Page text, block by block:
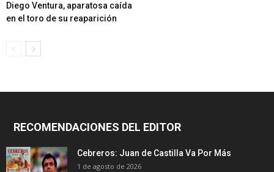
Diego Ventura, aparatosa caída
en el toro de su reaparición
RECOMENDACIONES DEL EDITOR
Cebreros: Juan de Castilla Va Por Más
1 de agosto de 2026